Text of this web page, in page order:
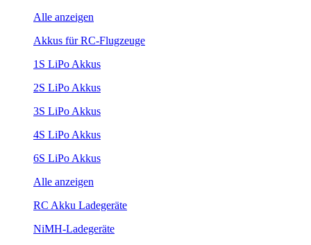
Alle anzeigen
Akkus für RC-Flugzeuge
1S LiPo Akkus
2S LiPo Akkus
3S LiPo Akkus
4S LiPo Akkus
6S LiPo Akkus
Alle anzeigen
RC Akku Ladegeräte
NiMH-Ladegeräte